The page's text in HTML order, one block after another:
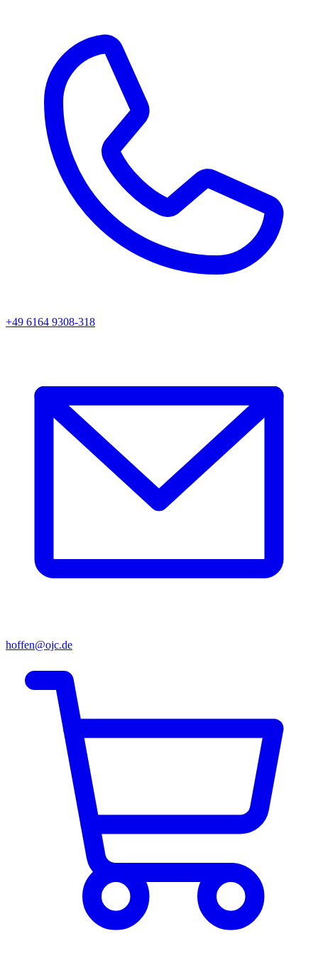
+49 6164 9308-318
hoffen@ojc.de